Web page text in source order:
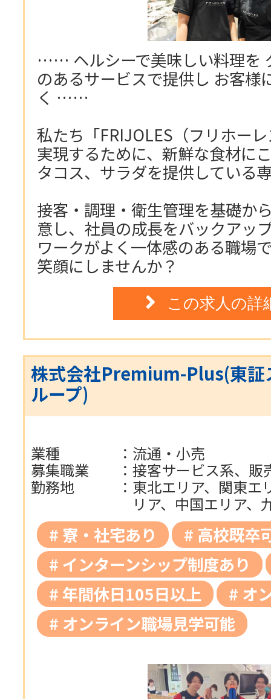
…… ヘルシーで美味しい料理を
のあるサービスで提供し お客様
く ……
私たち「FRIJOLES（フリホー
実現するために、新鮮な食材に
タコス、サラダを提供している
接客・調理・衛生管理を基礎か
意し、社員の成長をバックアッ
ワークがよく一体感のある職場
笑顔にしませんか？
この求人の詳
株式会社Premium-Plus(東証
ループ)
業種 ： 流通・小売
募集職業
：接客サービス系、販
勤務地
： 東北エリア、関東エ
リア、中国エリア、
寮・社宅あり
高校既卒
インターンシップ制度あり
年間休日105日以上
オ
オンライン職場見学可能